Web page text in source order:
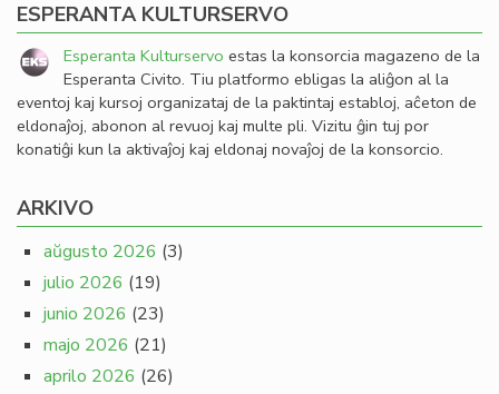
ESPERANTA KULTURSERVO
Esperanta Kulturservo estas la konsorcia magazeno de la
Esperanta Civito. Tiu platformo ebligas la aliĝon al la
eventoj kaj kursoj organizataj de la paktintaj establoj, aĉeton de
eldonaĵoj, abonon al revuoj kaj multe pli. Vizitu ĝin tuj por
konatiĝi kun la aktivaĵoj kaj eldonaj novaĵoj de la konsorcio.
ARKIVO
aŭgusto 2026 (3)
julio 2026 (19)
junio 2026 (23)
majo 2026 (21)
aprilo 2026 (26)